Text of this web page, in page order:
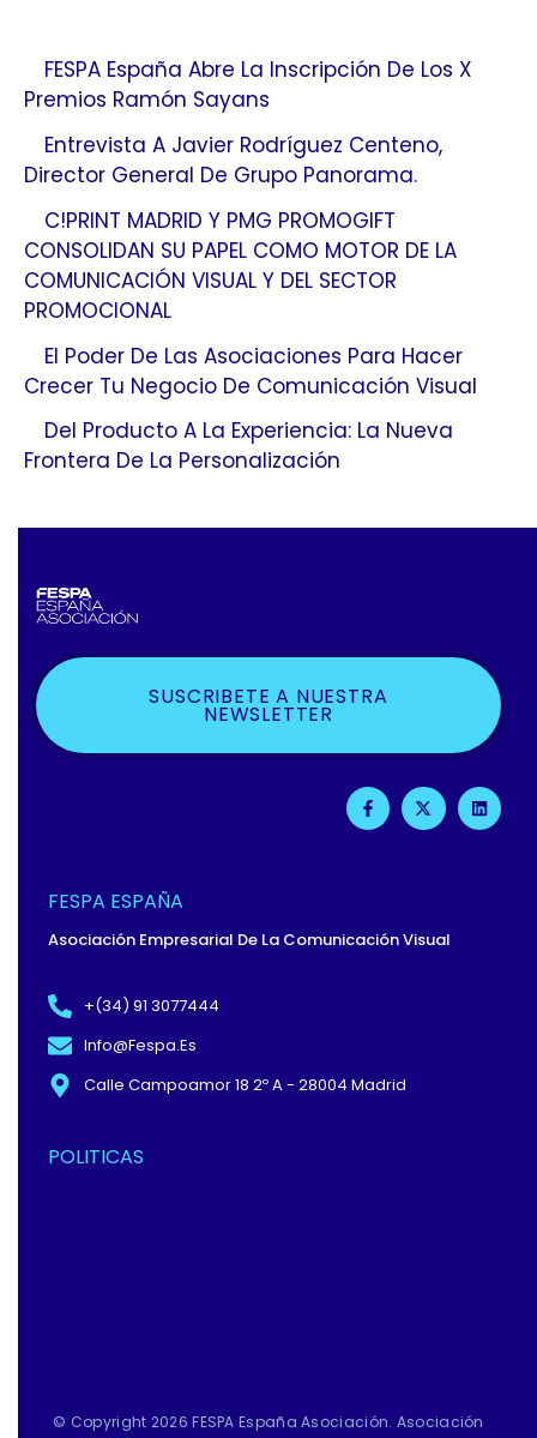
FESPA España Abre La Inscripción De Los X
Premios Ramón Sayans
Entrevista A Javier Rodríguez Centeno,
Director General De Grupo Panorama.
C!PRINT MADRID Y PMG PROMOGIFT
CONSOLIDAN SU PAPEL COMO MOTOR DE LA
COMUNICACIÓN VISUAL Y DEL SECTOR
PROMOCIONAL
El Poder De Las Asociaciones Para Hacer
Crecer Tu Negocio De Comunicación Visual
Del Producto A La Experiencia: La Nueva
Frontera De La Personalización
SUSCRIBETE A NUESTRA
NEWSLETTER
F
A
C
F
X
-
T
L
I
N
FESPA ESPAÑA
Asociación Empresarial De La Comunicación Visual
+(34) 91 3077444
Info@fespa.es
Calle Campoamor 18 2º A - 28004 Madrid
POLITICAS
© Copyright 2026 FESPA España Asociación. Asociación